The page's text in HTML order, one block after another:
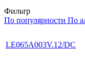
Фильтр
По популярности По
LE065A003V.12/DC